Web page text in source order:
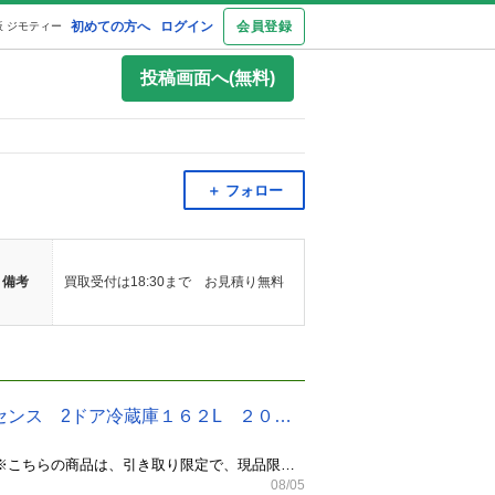
初めての方へ ログイン 会員登録
ジモティー
投稿画面へ(無料)
＋ フォロー
備考
買取受付は18:30まで お見積り無料
★0470★（★2021年モデル★1台限り★ジモティー特典★冷凍室に霜が付かない）ハイセンス 2ドア冷蔵庫１６２L ２０２１年製 AT-RF160-WH 48.1cm幅 白 霜取り 高く買取るゾウ八幡東店
08/05